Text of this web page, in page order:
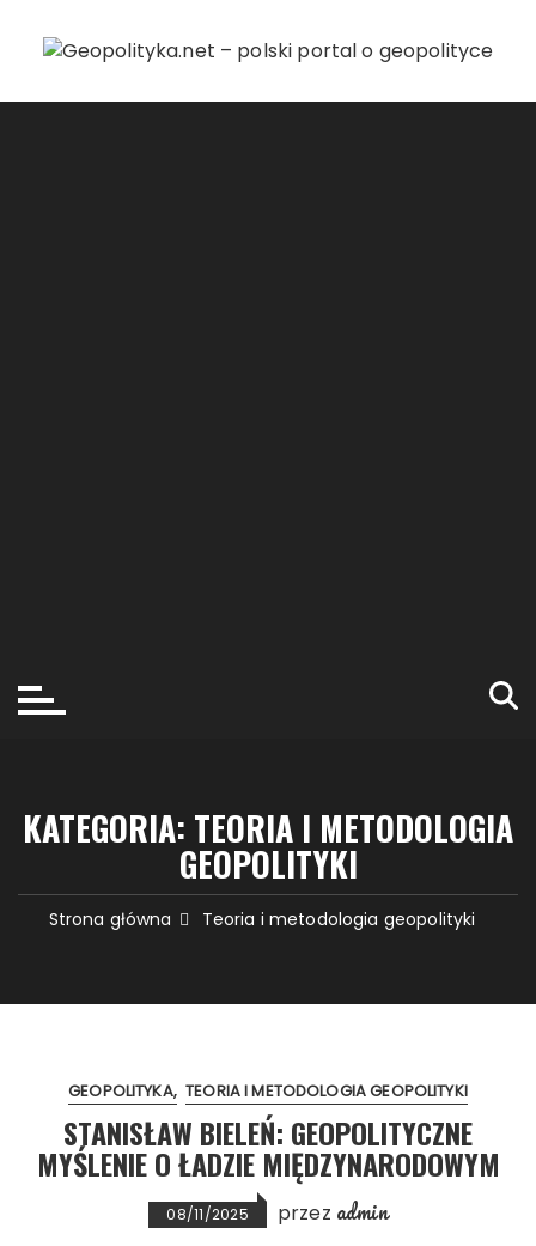
KATEGORIA: TEORIA I METODOLOGIA
GEOPOLITYKI
Strona główna Teoria i metodologia geopolityki
GEOPOLITYKA TEORIA I METODOLOGIA GEOPOLITYKI
STANISŁAW BIELEŃ: GEOPOLITYCZNE
MYŚLENIE O ŁADZIE MIĘDZYNARODOWYM
08/11/2025 przez admin